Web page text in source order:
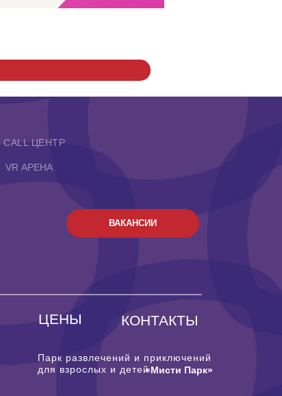
VR АРЕНА
CALL ЦЕНТР
Парк развлечений и приключений
для взрослых и детей«Мисти Парк»
ЦЕНЫ КОНТАКТЫ
ВАКАНСИИ